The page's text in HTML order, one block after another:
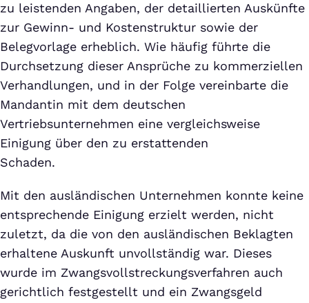
zu leistenden Angaben, der detaillierten Auskünfte
zur Gewinn- und Kostenstruktur sowie der
Belegvorlage erheblich. Wie häufig führte die
Durchsetzung dieser Ansprüche zu kommerziellen
Verhandlungen, und in der Folge vereinbarte die
Mandantin mit dem deutschen
Vertriebsunternehmen eine vergleichsweise
Einigung über den zu erstattenden
Schaden.
Mit den ausländischen Unternehmen konnte keine
entsprechende Einigung erzielt werden, nicht
zuletzt, da die von den ausländischen Beklagten
erhaltene Auskunft unvollständig war. Dieses
wurde im Zwangsvollstreckungsverfahren auch
gerichtlich festgestellt und ein Zwangsgeld